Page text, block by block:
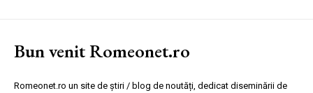
Bun venit Romeonet.ro
Romeonet.ro un site de știri / blog de noutăți, dedicat diseminării de